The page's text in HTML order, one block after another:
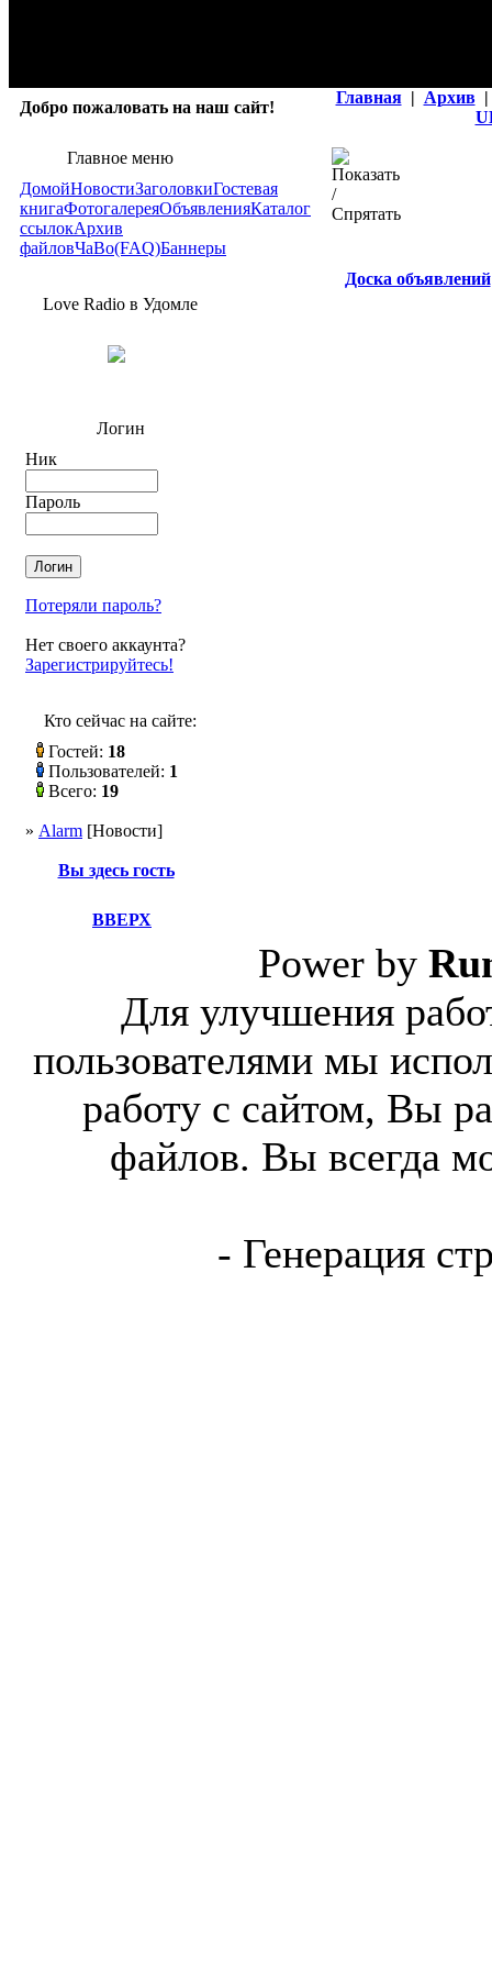
Добро пожаловать на наш сайт!
Главная | Архив |
Главное меню
ДомойНовостиЗаголовкиГостевая
книгаФотогалереяОбъявленияКаталог
ссылокАрхив
файловЧаВо(FAQ)Баннеры
Love Radio в Удомле
Логин
Ник
Пароль
Потеряли пароль?
Нет своего аккаунта?
Зарегистрируйтесь!
Кто сейчас на сайте:
Гостей: 18
Пользователей: 1
Всего: 19
» Alarm [Новости]
Вы здесь гость
Доска объявлений
ВВЕРХ
Power by
Для улучшения
пользователями мы
работу с сайтом, Вы
файлов. Вы всегда
- Генерация